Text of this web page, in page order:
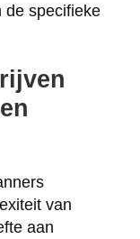
de specifieke
van
aan